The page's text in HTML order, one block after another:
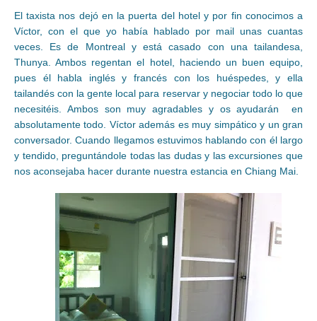
El taxista nos dejó en la puerta del hotel y por fin conocimos a
Víctor, con el que yo había hablado por mail unas cuantas
veces. Es de Montreal y está casado con una tailandesa,
Thunya. Ambos regentan el hotel, haciendo un buen equipo,
pues él habla inglés y francés con los huéspedes, y ella
tailandés con la gente local para reservar y negociar todo lo que
necesitéis. Ambos son muy agradables y os ayudarán en
absolutamente todo. Víctor además es muy simpático y un gran
conversador. Cuando llegamos estuvimos hablando con él largo
y tendido, preguntándole todas las dudas y las excursiones que
nos aconsejaba hacer durante nuestra estancia en Chiang Mai.